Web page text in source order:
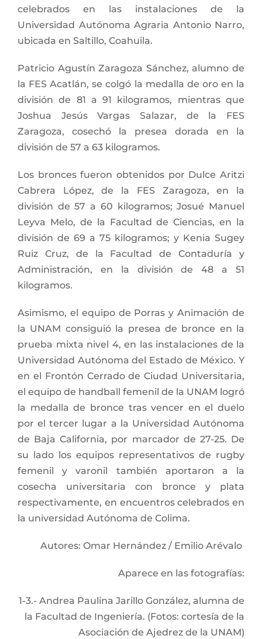
celebrados en las instalaciones de la
Universidad Autónoma Agraria Antonio Narro,
ubicada en Saltillo, Coahuila.
Patricio Agustín Zaragoza Sánchez, alumno de
la FES Acatlán, se colgó la medalla de oro en la
división de 81 a 91 kilogramos, mientras que
Joshua Jesús Vargas Salazar, de la FES
Zaragoza, cosechó la presea dorada en la
división de 57 a 63 kilogramos.
Los bronces fueron obtenidos por Dulce Aritzi
Cabrera López, de la FES Zaragoza, en la
división de 57 a 60 kilogramos; Josué Manuel
Leyva Melo, de la Facultad de Ciencias, en la
división de 69 a 75 kilogramos; y Kenia Sugey
Ruiz Cruz, de la Facultad de Contaduría y
Administración, en la división de 48 a 51
kilogramos.
Asimismo, el equipo de Porras y Animación de
la UNAM consiguió la presea de bronce en la
prueba mixta nivel 4, en las instalaciones de la
Universidad Autónoma del Estado de México. Y
en el Frontón Cerrado de Ciudad Universitaria,
el equipo de handball femenil de la UNAM logró
la medalla de bronce tras vencer en el duelo
por el tercer lugar a la Universidad Autónoma
de Baja California, por marcador de 27-25. De
su lado los equipos representativos de rugby
femenil y varonil también aportaron a la
cosecha universitaria con bronce y plata
respectivamente, en encuentros celebrados en
la universidad Autónoma de Colima.
Autores: Omar Hernández / Emilio Arévalo
Aparece en las fotografías:
1-3.- Andrea Paulina Jarillo González, alumna de
la Facultad de Ingeniería. (Fotos: cortesía de la
Asociación de Ajedrez de la UNAM)